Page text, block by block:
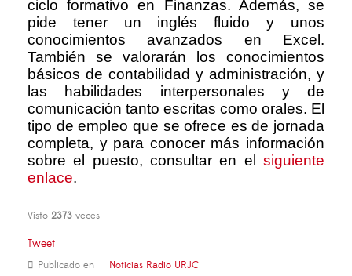
ciclo formativo en Finanzas. Además, se
pide tener un inglés fluido y unos
conocimientos avanzados en Excel.
También se valorarán los conocimientos
básicos de contabilidad y administración, y
las habilidades interpersonales y de
comunicación tanto escritas como orales. El
tipo de empleo que se ofrece es de jornada
completa, y para conocer más información
sobre el puesto, consultar en el siguiente
enlace.
Visto 2373 veces
Tweet
Publicado en Noticias Radio URJC